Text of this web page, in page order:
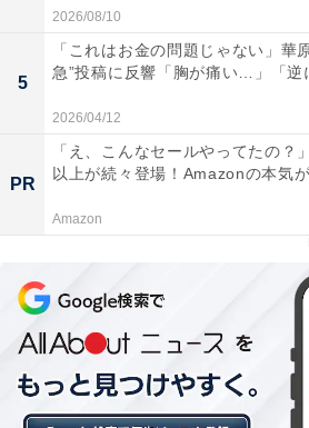
2026/08/10
5
「これはお金の問題じゃない」華
急”投稿に反響「胸が痛い…」「逆
2026/04/12
PR
「え、こんなセールやってたの？
以上が続々登場！Amazonの本気
Amazon